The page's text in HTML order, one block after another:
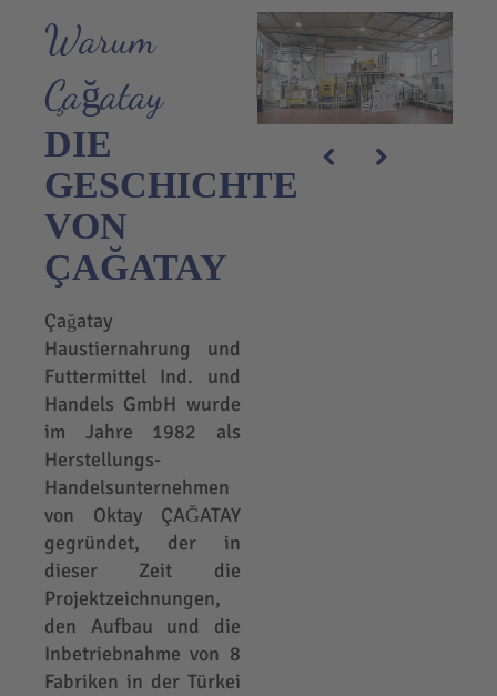
Warum
Çağatay
DIE
GESCHICHTE
VON
ÇAĞATAY
Çağatay
Haustiernahrung und
Futtermittel Ind. und
Handels GmbH wurde
im Jahre 1982 als
Herstellungs-
Handelsunternehmen
von Oktay ÇAĞATAY
gegründet, der in
dieser Zeit die
Projektzeichnungen,
den Aufbau und die
Inbetriebnahme von 8
Fabriken in der Türkei